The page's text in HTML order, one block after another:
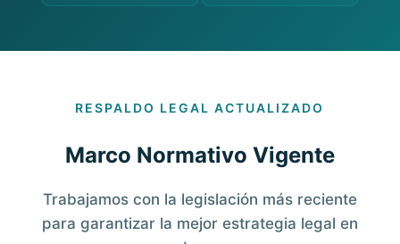
RESPALDO LEGAL ACTUALIZADO
Marco Normativo Vigente
Trabajamos con la legislación más reciente
para garantizar la mejor estrategia legal en